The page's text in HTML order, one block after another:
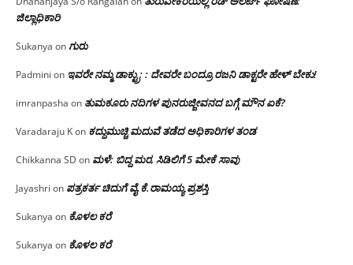
ಜಿಲ್ಲಾಧಿಕಾರಿ
Sukanya onಗುರು
Padmini on ಇವರೇ ನಮ್ಮ ಡಾಕ್ಟ್ರು; : ದೇವರೇ ಬಂದ್ರೂ ರಜನಿ ಡಾಕ್ಟರೇ ಹೇಳ್ ಬೇಕು!
imranpasha on ತುಮಕೂರು ನದಿಗಳ ಪುನರುಜ್ಜೀವನದ ಬಗ್ಗೆ ಮೌನ ಏಕೆ?
Varadaraju Kon ಕದ್ದುಮುಚ್ಚಿ ಮದುವೆ ತಡೆದ ಅಧಿಕಾರಿಗಳ ತಂಡ
Chikkanna SD on ಮಳೆ: ಬಿದ್ದ ಮರ, ಸಿಡಿಲಿಗೆ 5 ಮೇಕೆ ಸಾವು
Jayashri on ಪತ್ರಕರ್ತ ಚಿದುಗೆ ವೈ.ಕೆ.ರಾಮಯ್ಯ ಪ್ರಶಸ್ತಿ
Sukanya on ಕೊಳಲ ಕರೆ
Sukanya on ಕೊಳಲ ಕರೆ